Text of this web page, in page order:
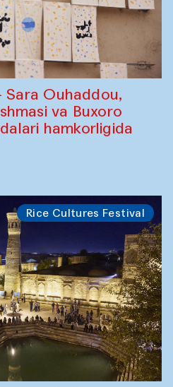
Ouhaddou,
va Buxoro
hamkorligida
Rice Cultures Festival